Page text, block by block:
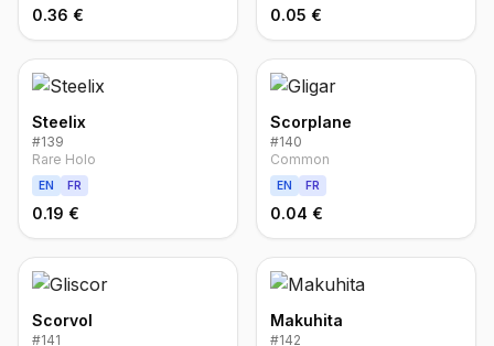
0.36 € 0.05 €
Steelix
#139
Rare Holo
EN FR
0.19 €
Scorplane
#140
Common
EN FR
0.04 €
Scorvol
#141
Makuhita
#142